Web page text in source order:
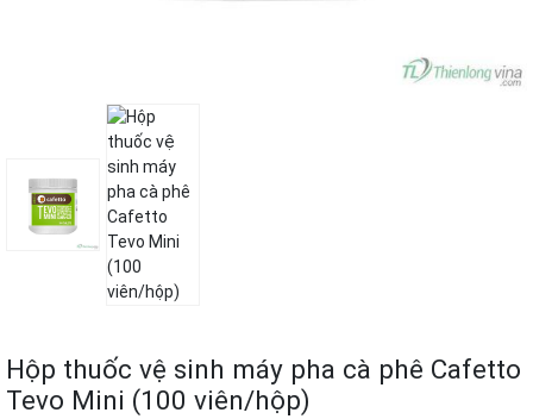
Hộp thuốc vệ sinh máy pha cà phê Cafetto
Tevo Mini (100 viên/hộp)